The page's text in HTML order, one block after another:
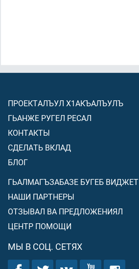
ПРОЕКТАЛЪУЛ Х1АКЪАЛЪУЛЪ
ГЬАНЖЕ РУГЕЛ РЕСАЛ
КОНТАКТЫ
СДЕЛАТЬ ВКЛАД
БЛОГ
ГЬАЛМАГЪЗАБАЗЕ БУГЕБ ВИДЖЕТ
НАШИ ПАРТНЕРЫ
ОТЗЫВАЛ ВА ПРЕДЛОЖЕНИЯЛ
ЦЕНТР ПОМОЩИ
МЫ В СОЦ. СЕТЯХ